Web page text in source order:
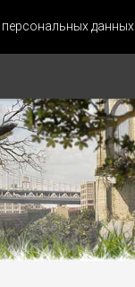
данных.